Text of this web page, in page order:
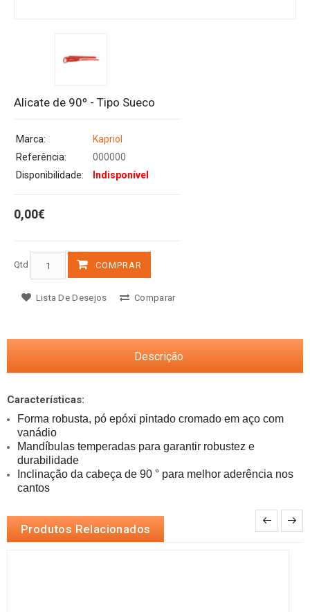
Alicate de 90º - Tipo Sueco
Marca:
Kapriol
Referência:
000000
Disponibilidade:
Indisponível
0,00€
Qtd COMPRAR
Lista De Desejos Comparar
Descrição
Características:
Forma robusta, pó epóxi pintado cromado em aço com
Mandíbulas temperadas para garantir robustez e
Inclinação da cabeça de 90 ° para melhor aderência nos
cantos
Produtos Relacionados